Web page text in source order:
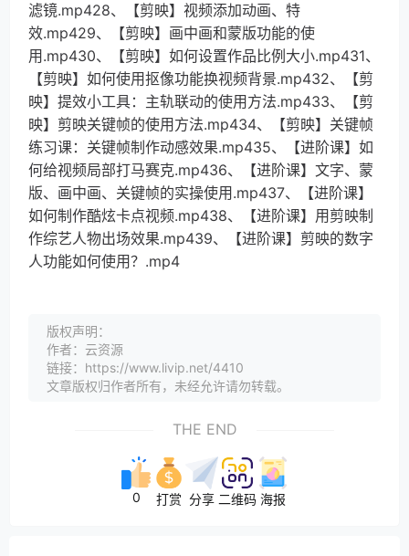
滤镜.mp428、【剪映】视频添加动画、特
效.mp429、【剪映】画中画和蒙版功能的使
用.mp430、【剪映】如何设置作品比例大小.mp431、
【剪映】如何使用抠像功能换视频背景.mp432、【剪
映】提效小工具：主轨联动的使用方法.mp433、【剪
映】剪映关键帧的使用方法.mp434、【剪映】关键帧
练习课：关键帧制作动感效果.mp435、【进阶课】如
何给视频局部打马赛克.mp436、【进阶课】文字、蒙
版、画中画、关键帧的实操使用.mp437、【进阶课】
如何制作酷炫卡点视频.mp438、【进阶课】用剪映制
作综艺人物出场效果.mp439、【进阶课】剪映的数字
人功能如何使用？.mp4
版权声明：
作者：云资源
链接：https://www.livip.net/4410
文章版权归作者所有，未经允许请勿转载。
THE END
0 打赏 分享 二维码 海报